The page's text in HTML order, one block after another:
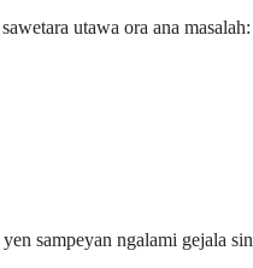
utawa ora ana masalah:
sampeyan ngalami gejala